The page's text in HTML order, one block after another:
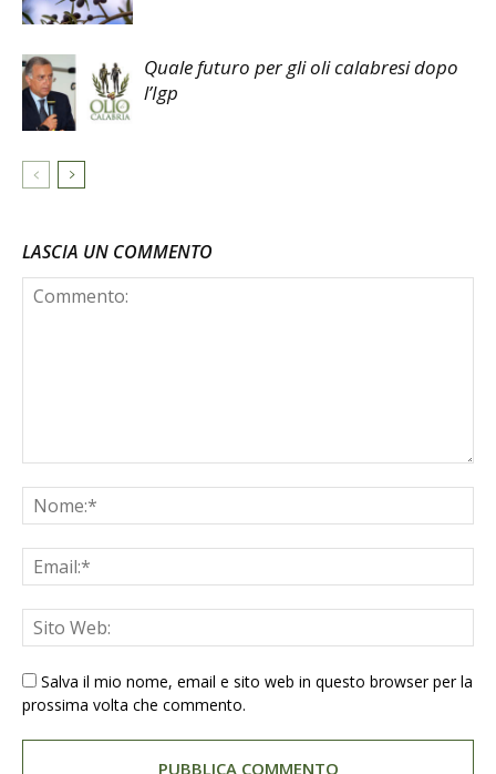
Quale futuro per gli oli calabresi dopo
l’Igp
LASCIA UN COMMENTO
Salva il mio nome, email e sito web in questo browser per la
prossima volta che commento.